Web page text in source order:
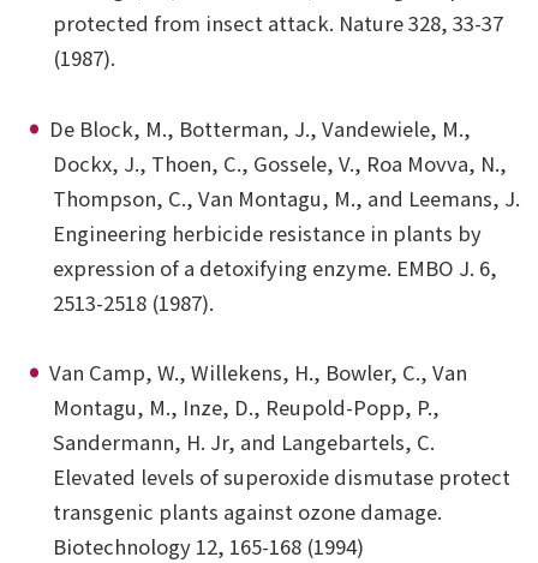
protected from insect attack. Nature 328, 33-37
(1987).
De Block, M., Botterman, J., Vandewiele, M.,
Dockx, J., Thoen, C., Gossele, V., Roa Movva, N.,
Thompson, C., Van Montagu, M., and Leemans, J.
Engineering herbicide resistance in plants by
expression of a detoxifying enzyme. EMBO J. 6,
2513-2518 (1987).
Van Camp, W., Willekens, H., Bowler, C., Van
Montagu, M., Inze, D., Reupold-Popp, P.,
Sandermann, H. Jr, and Langebartels, C.
Elevated levels of superoxide dismutase protect
transgenic plants against ozone damage.
Biotechnology 12, 165-168 (1994)